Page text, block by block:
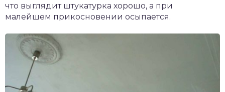
что выглядит штукатурка хорошо, а при
малейшем прикосновении осыпается.